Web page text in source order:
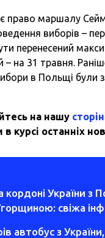
право маршалу
виборів –
перенесений
– на 31 травня.
в Польщі були
на нашу
курсі останніх
кордоні України з
свіжа
автобус з